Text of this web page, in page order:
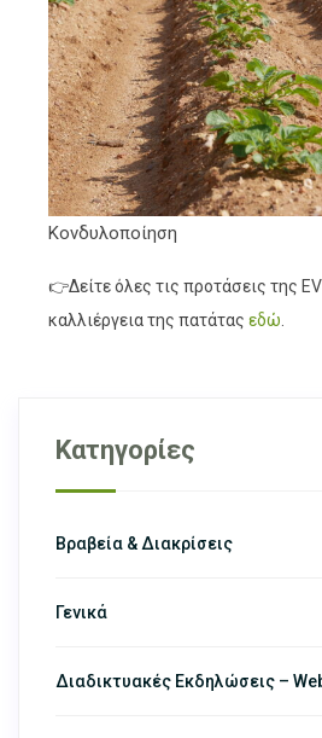
Κονδυλοποίηση
👉Δείτε όλες τις προτάσεις της
καλλιέργεια της πατάτας εδώ
Κατηγορίες
Βραβεία & Διακρίσεις
Γενικά
Διαδικτυακές Εκδηλώσεις –